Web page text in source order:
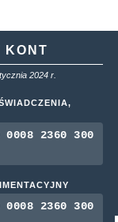
KONT
2024 r.
0008 2360 300
0008 2360 300